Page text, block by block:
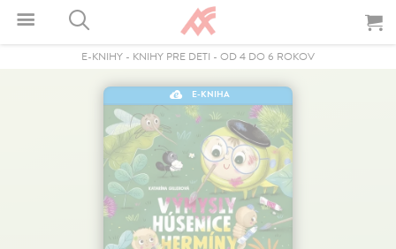
E-KNIHY - KNIHY PRE DETI - OD 4 DO 6 ROKOV
E-KNIHA